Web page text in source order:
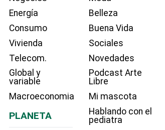
Energía
Consumo
Vivienda
Telecom.
Global y
variable
Macroeconomia
PLANETA
Belleza
Buena Vida
Sociales
Novedades
Podcast Arte
Libre
Mi mascota
Hablando con el
pediatra